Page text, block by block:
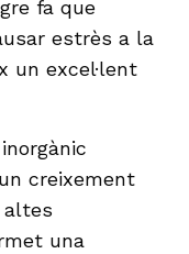
fa que
estrès a la
un excel·lent
creixement
altes
una